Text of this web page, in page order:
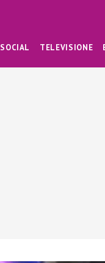
SOCIAL TELEVISIONE